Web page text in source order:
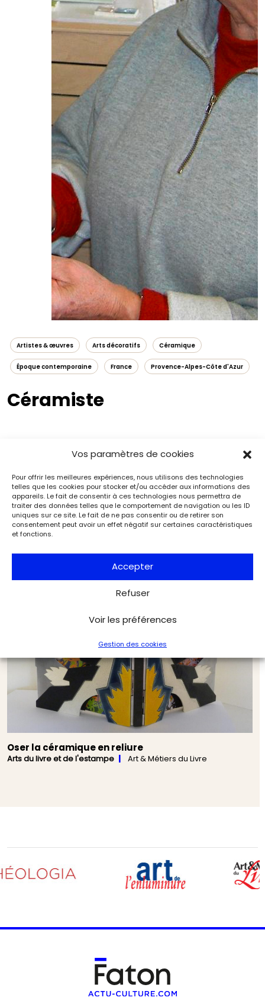
Vos paramètres de cookies
Pour offrir les meilleures expériences, nous utilisons des technologies
telles que les cookies pour stocker et/ou accéder aux informations des
appareils. Le fait de consentir à ces technologies nous permettra de
traiter des données telles que le comportement de navigation ou les ID
uniques sur ce site. Le fait de ne pas consentir ou de retirer son
consentement peut avoir un effet négatif sur certaines caractéristiques
et fonctions.
Accepter
Refuser
Voir les préférences
Gestion des cookies
Artistes & œuvres Arts décoratifs Céramique
Époque contemporaine France Provence-Alpes-Côte d'Azur
Céramiste
Contenus associés
Oser la céramique en reliure
Arts du livre et de l'estampe Art & Métiers du Livre